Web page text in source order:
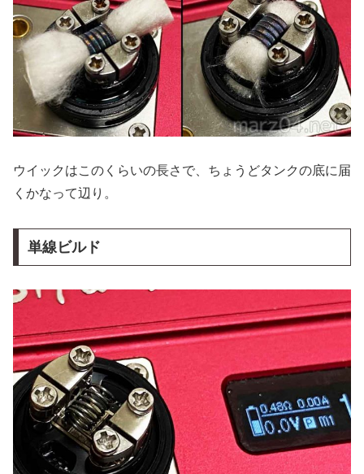
ウイックはこのくらいの長さで、ちょうどタンクの底に届
くかなって辺り。
単線ビルド